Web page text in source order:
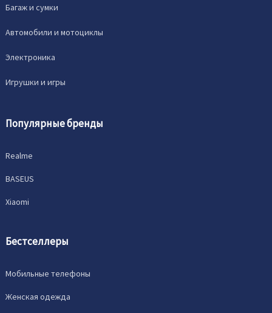
Багаж и сумки
Автомобили и мотоциклы
Электроника
Игрушки и игры
Популярные бренды
Realme
BASEUS
Xiaomi
Бестселлеры
Мобильные телефоны
Женская одежда